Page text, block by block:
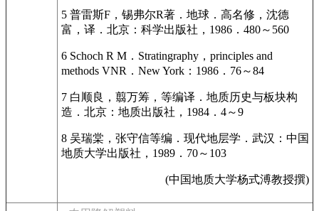
5 普雷斯F，锡弗尔R著．地球．高名修，沈德
富，译．北京：科学出版社，1986．480～560
6 Schoch R M．Stratingraphy，principles and
methods VNR．New York：1986．76～84
7 白顺良，翦万筹，等编译．地质历史与板块构
造．北京：地质出版社，1984．4～9
8 吴瑞棠，张守信等编．现代地层学．武汉：中国
地质大学出版社，1989．70～103
(中国地质大学杨式溥教授撰)